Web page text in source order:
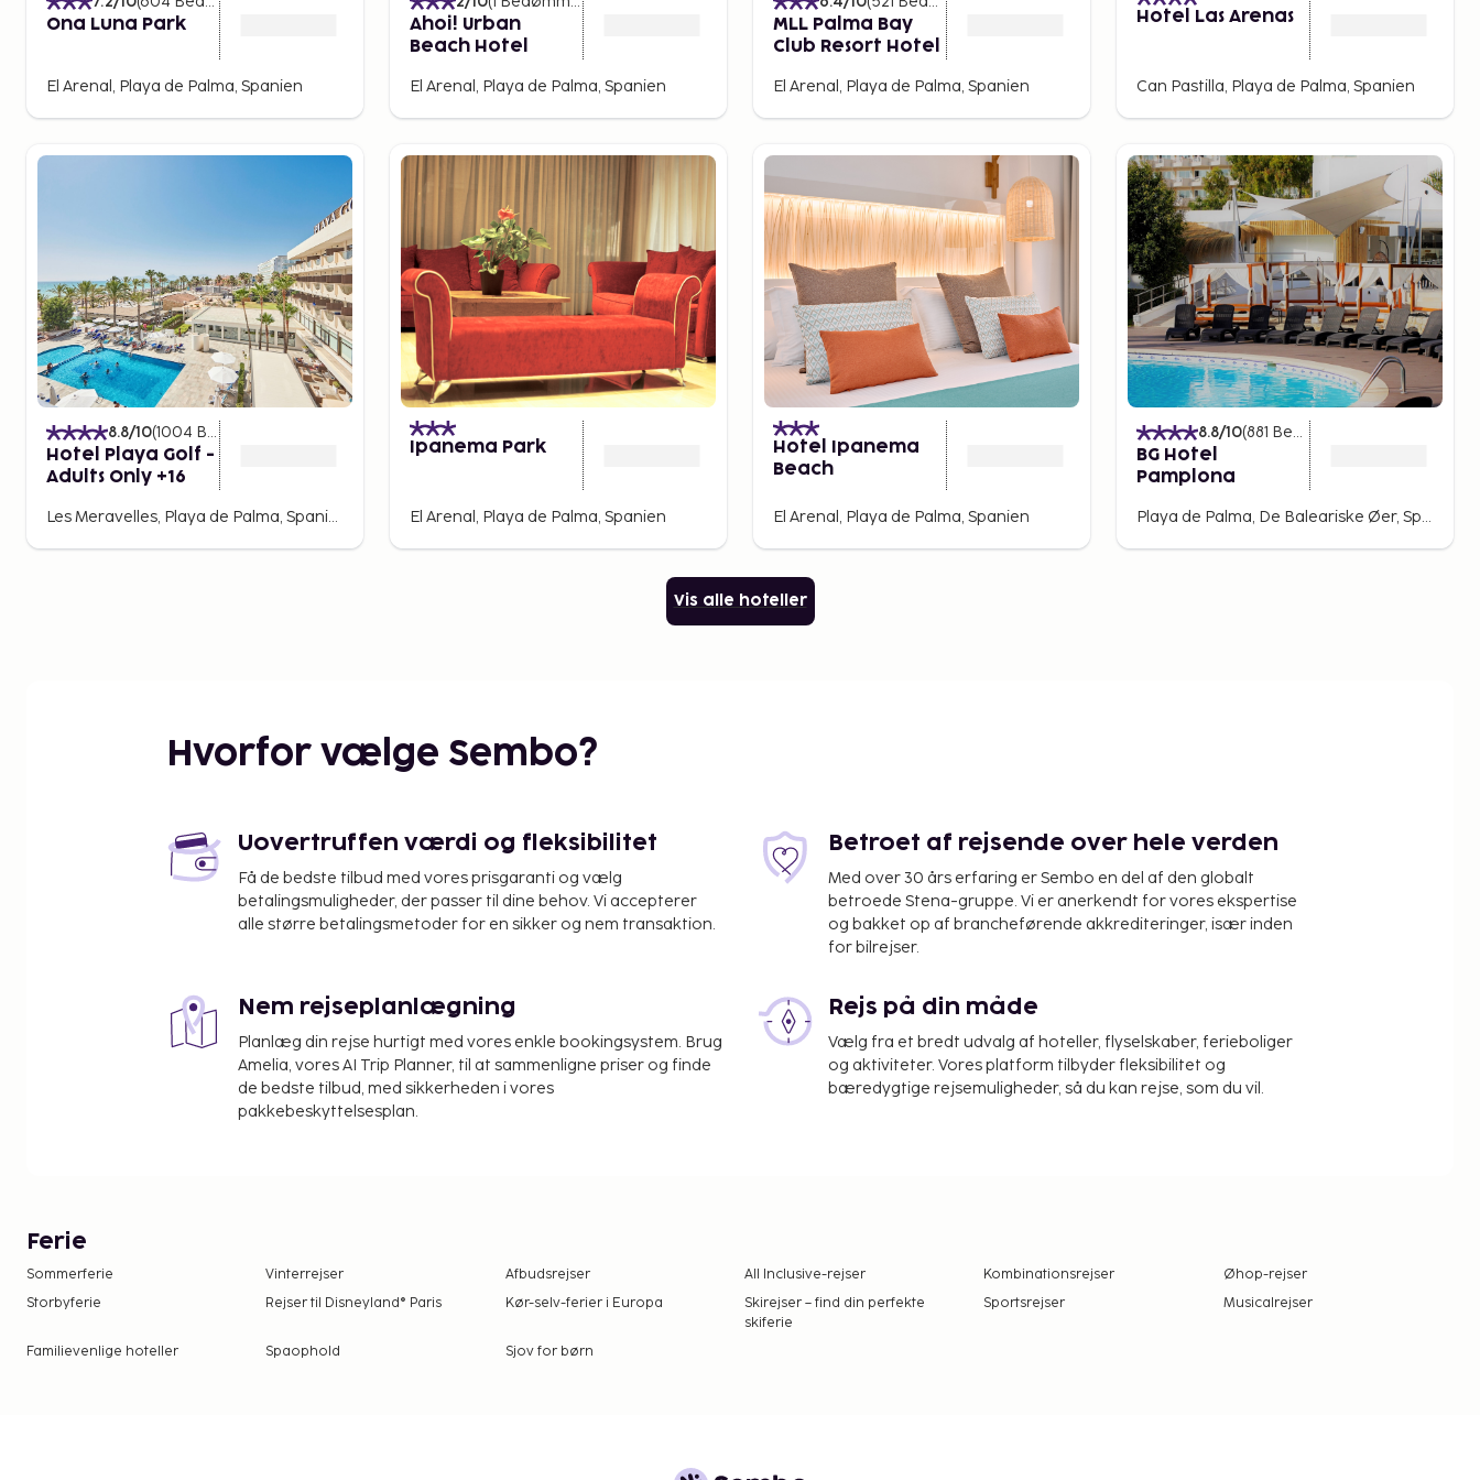
Ona Luna Park
El Arenal, Playa de Palma, Spanien
Ahoi! Urban
Beach Hotel
El Arenal, Playa de Palma, Spanien
MLL Palma Bay
Club Resort Hotel
El Arenal, Playa de Palma, Spanien
Hotel Las Arenas
Can Pastilla, Playa de Palma, Spanien
8.8/10(1004 Bedømmelser
Hotel Playa Golf -
Adults Only +16
Les Meravelles, Playa de Palma, Spanien
Ipanema Park
El Arenal, Playa de Palma, Spanien
Hotel Ipanema
Beach
El Arenal, Playa de Palma, Spanien
8.8/10(881 Bedømmelser
BG Hotel
Pamplona
Playa de Palma, De Baleariske Øer, Spanien
Vis alle hoteller
Hvorfor vælge Sembo?
Uovertruffen værdi og fleksibilitet
Få de bedste tilbud med vores prisgaranti og vælg
betalingsmuligheder, der passer til dine behov. Vi accepterer
alle større betalingsmetoder for en sikker og nem transaktion.
Betroet af rejsende over hele verden
Med over 30 års erfaring er Sembo en del af den globalt
betroede Stena-gruppe. Vi er anerkendt for vores ekspertise
og bakket op af brancheførende akkrediteringer, især inden
for bilrejser.
Nem rejseplanlægning
Planlæg din rejse hurtigt med vores enkle bookingsystem. Brug
Amelia, vores AI Trip Planner, til at sammenligne priser og finde
de bedste tilbud, med sikkerheden i vores
pakkebeskyttelsesplan.
Rejs på din måde
Vælg fra et bredt udvalg af hoteller, flyselskaber, ferieboliger
og aktiviteter. Vores platform tilbyder fleksibilitet og
bæredygtige rejsemuligheder, så du kan rejse, som du vil.
Ferie
Sommerferie Vinterrejser Afbudsrejser All Inclusive-rejser Kombinationsrejser
Øhop-rejser
Storbyferie
Rejser til Disneyland® Paris Kør-selv-ferier i Europa
Skirejser – find din perfekte
skiferie
Sportsrejser Musicalrejser
Familievenlige hoteller Spaophold Sjov for børn